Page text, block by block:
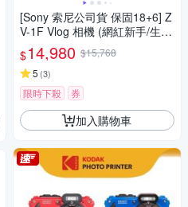
[Sony 索尼公司貨 保固18+6] Z
V-1F Vlog 相機 (網紅新手/生活
隨拍)
$14,980 $15,768
5 (3)
限時下殺 券
加入購物車